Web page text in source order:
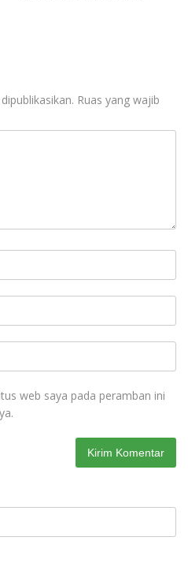
Ruas yang wajib
web saya pada peramban ini